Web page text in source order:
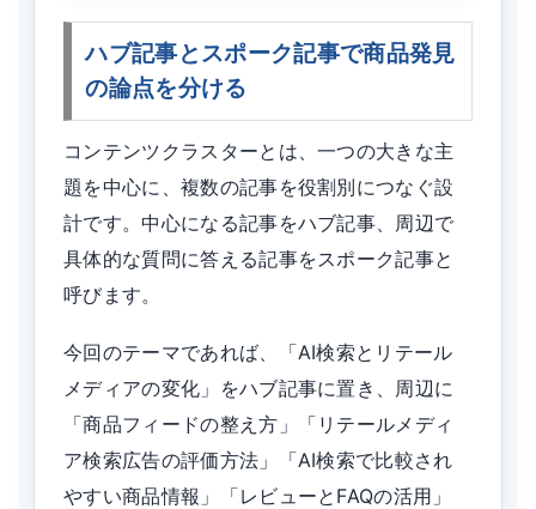
ハブ記事とスポーク記事で商品発見
の論点を分ける
コンテンツクラスターとは、一つの大きな主
題を中心に、複数の記事を役割別につなぐ設
計です。中心になる記事をハブ記事、周辺で
具体的な質問に答える記事をスポーク記事と
呼びます。
今回のテーマであれば、「AI検索とリテール
メディアの変化」をハブ記事に置き、周辺に
「商品フィードの整え方」「リテールメディ
ア検索広告の評価方法」「AI検索で比較され
やすい商品情報」「レビューとFAQの活用」